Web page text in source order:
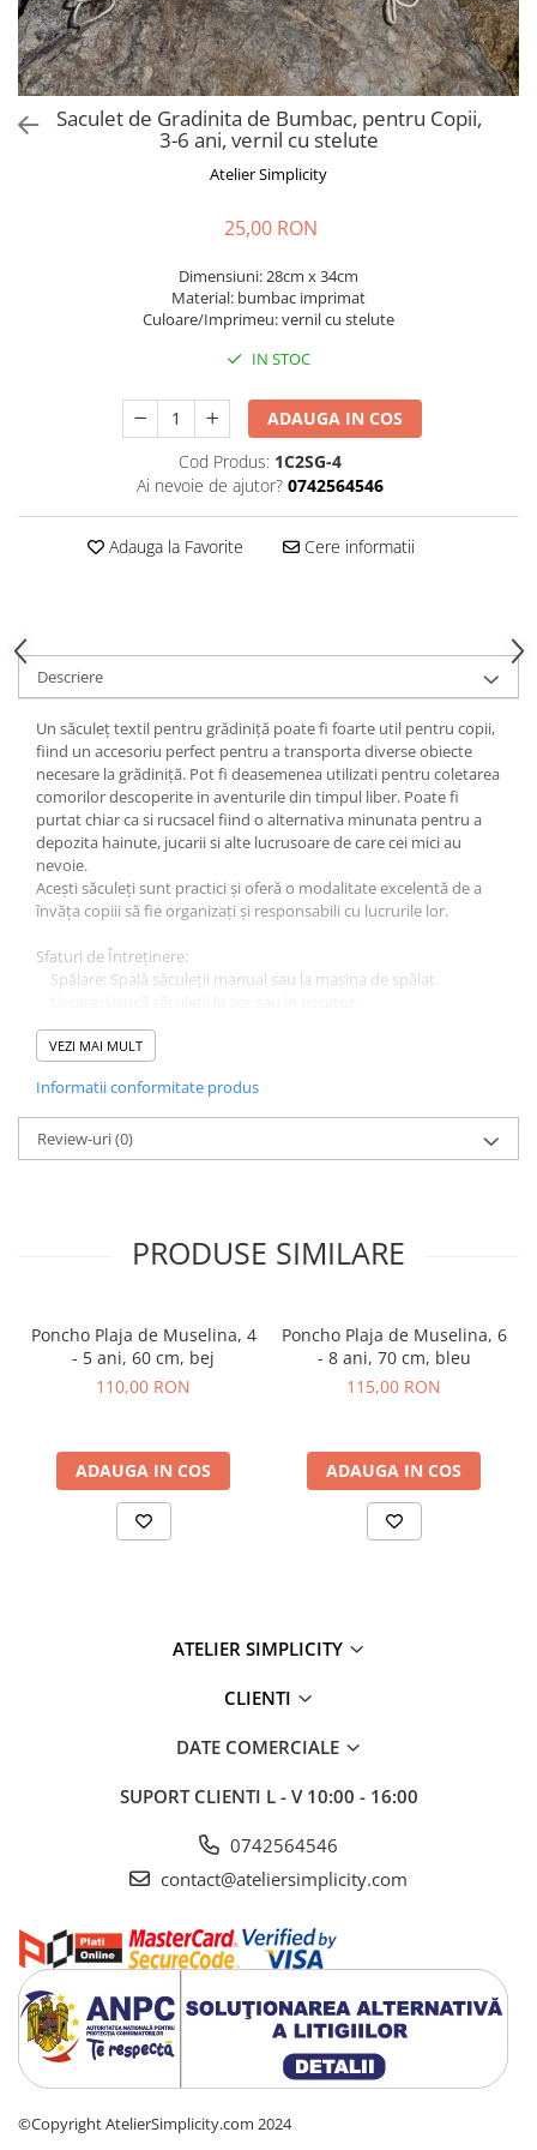
Saculet de Gradinita de Bumbac, pentru Copii,
3-6 ani, vernil cu stelute
Atelier Simplicity
25,00 RON
Dimensiuni: 28cm x 34cm
Material: bumbac imprimat
Culoare/Imprimeu: vernil cu stelute
IN STOC
ADAUGA IN COS
Cod Produs: 1C2SG-4
Ai nevoie de ajutor? 0742564546
Adauga la Favorite Cere informatii
Descriere
Un săculeț textil pentru grădiniță poate fi foarte util pentru copii,
fiind un accesoriu perfect pentru a transporta diverse obiecte
necesare la grădiniță. Pot fi deasemenea utilizati pentru coletarea
comorilor descoperite in aventurile din timpul liber. Poate fi
purtat chiar ca si rucsacel fiind o alternativa minunata pentru a
depozita hainute, jucarii si alte lucrusoare de care cei mici au
nevoie.
Acești săculeți sunt practici și oferă o modalitate excelentă de a
învăța copiii să fie organizați și responsabili cu lucrurile lor.
Sfaturi de Întreținere:
Spălare: Spală săculeții manual sau la mașina de spălat.
Călcare: Dacă este necesar, calcă săculeții la o temperatură
potirvita pentru bumbac pentru a-i menține netezi și ordonati.
VEZI MAI MULT
Informatii conformitate produs
Review-uri(0)
PRODUSE SIMILARE
Poncho Plaja de Muselina, 4
- 5 ani, 60 cm, bej
110,00 RON
ADAUGA IN COS
Poncho Plaja de Muselina, 6
- 8 ani, 70 cm, bleu
115,00 RON
ADAUGA IN COS
ATELIER SIMPLICITY
CLIENTI
DATE COMERCIALE
SUPORT CLIENTI L - V 10:00 - 16:00
0742564546
contact@ateliersimplicity.com
©Copyright AtelierSimplicity.com 2024